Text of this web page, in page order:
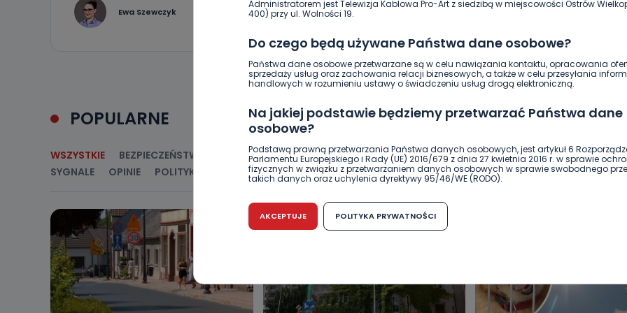
Administratorem jest Telewizja Kablowa Pro-Art z siedzibą w miejscowości Ostrów
400) przy ul. Wolności 19.
Do czego będą używane Państwa dane osobowe?
Państwa dane osobowe przetwarzane są w celu nawiązania kontaktu, opracowania
sprzedaży usług oraz zachowania relacji biznesowych, a także w celu przesyłania
handlowych w rozumieniu ustawy o świadczeniu usług drogą elektroniczną.
Na jakiej podstawie będziemy przetwarzać Państwa dane
osobowe?
Podstawą prawną przetwarzania Państwa danych osobowych, jest artykuł 6
Parlamentu Europejskiego i Rady (UE) 2016/679 z dnia 27 kwietnia 2016 r. w sprawie
fizycznych w związku z przetwarzaniem danych osobowych w sprawie swobodnego
takich danych oraz uchylenia dyrektywy 95/46/WE (RODO).
Czy jest możliwość cofnięcia zgody?
Podanie danych osobowych jest dobrowolne, nie jest wymogiem ustawowym lub
Kiedy i komu możemy przekazać Państwa dane?
AKCEPTUJE POLITYKA PRYWATNOŚCI
Ewa Szewczyk 34 Sebastian Matyszczak 2
POPULARNE
WSZYSTKIE BEZPIECZEŃSTWO CIEKAWOSTKI EDUKACJA GOSPODARKA I FINANSE HISTORIA
SYGNALE
OPINIE POLITYKA RELIGIA SAMORZĄD ŚRODOWISKO WASZE INFO WSZYSTKICH ŚWIĘTYCH